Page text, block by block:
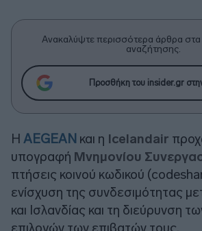
Ανακαλύψτε περισσότερα άρθρα
αναζήτησης.
Προσθήκη του insider.gr
Η AEGEAN και η Icelandair
υπογραφή Μνημονίου
πτήσεις κοινού κωδικού
ενίσχυση της συνδεσιμότητας
και Ισλανδίας και τη διεύρυνση
επιλογών των επιβατών τους.